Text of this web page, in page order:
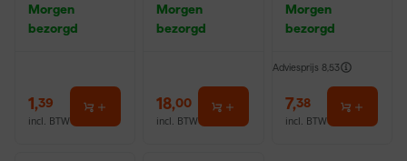
P220
Morgen
bezorgd
1,39
incl. BTW
Morgen
bezorgd
18,00
incl. BTW
Morgen
bezorgd
Adviesprijs 8,53
7,38
incl. BTW